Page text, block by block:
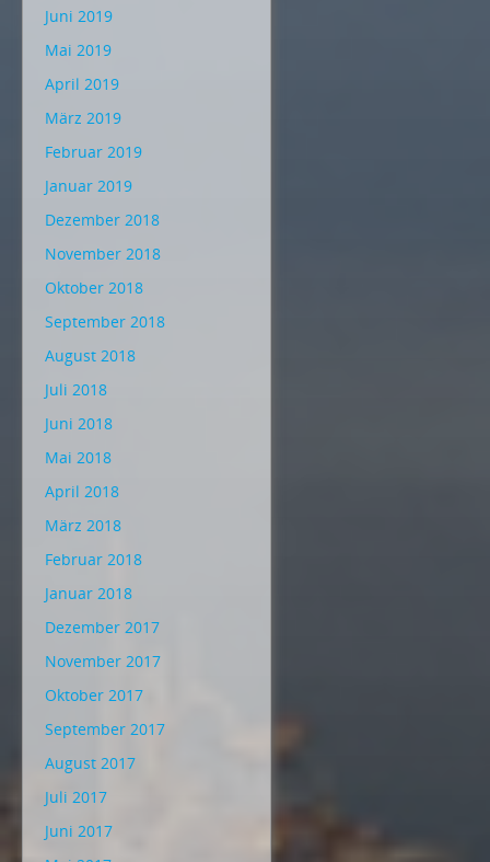
Juni 2019
Mai 2019
April 2019
März 2019
Februar 2019
Januar 2019
Dezember 2018
November 2018
Oktober 2018
September 2018
August 2018
Juli 2018
Juni 2018
Mai 2018
April 2018
März 2018
Februar 2018
Januar 2018
Dezember 2017
November 2017
Oktober 2017
September 2017
August 2017
Juli 2017
Juni 2017